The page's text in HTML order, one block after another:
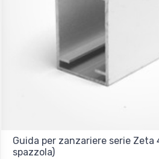
Guida per zanzariere serie Zeta
spazzola)